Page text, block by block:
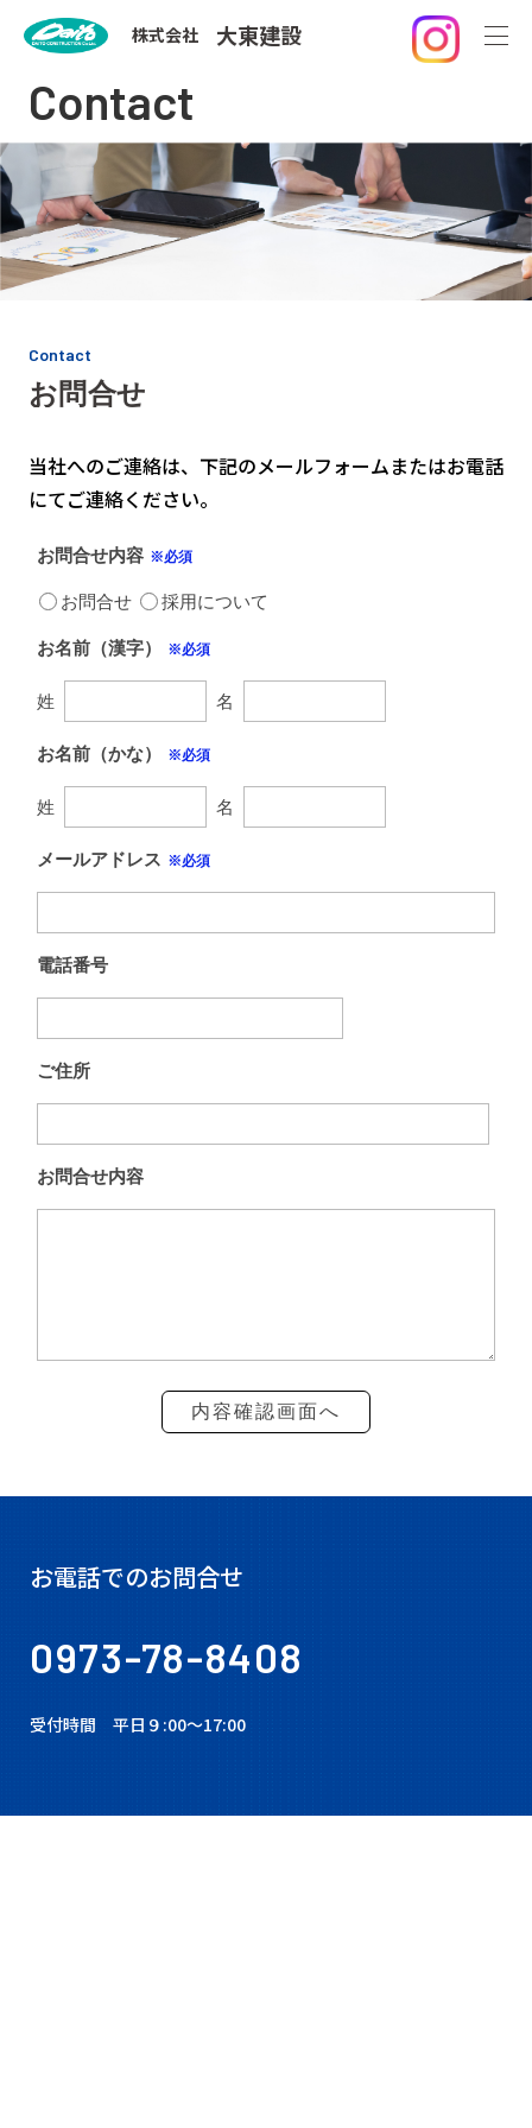
株式会社 ⼤東建設
お問合せ
Contact
Contact
お問合せ
当社へのご連絡は、下記のメールフォームまたはお電話
にてご連絡ください。
お電話でのお問合せ
0973-78-8408
受付時間 平⽇９:00〜17:00